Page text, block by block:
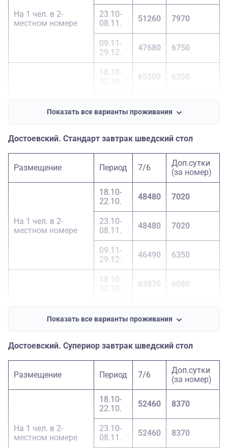
09.11-
29.12.
44680 2700
На 1 чел. в 2-
местном номере
23.10-
08.11.
51260 7970
09.11-
29.12.
47680 6750
18.10-
22.10.
65500 6350
08.11.
29.12.
65500 6350
22.10.
47680 3380
23.10-
08.11.
48560 3380
09.11-
29.12.
47680 3380
Показать все варианты проживания
Достоевский. Стандарт завтрак шведский стол
Размещение Период 7/6
Доп.сутки
(за номер)
На 1 чел. в 2-
местном номере
18.10-
22.10.
48480 7020
23.10-
08.11.
48480 7020
09.11-
29.12.
46490 6350
18.10-
22.10.
63870 6080
08.11.
29.12.
59860 5400
Показать все варианты проживания
Достоевский. Супериор завтрак шведский стол
Размещение Период 7/6
Доп.сутки
(за номер)
На 1 чел. в 2-
местном номере
18.10-
22.10.
52460 8370
23.10-
08.11.
52460 8370